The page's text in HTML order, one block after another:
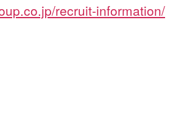
recruit-information/